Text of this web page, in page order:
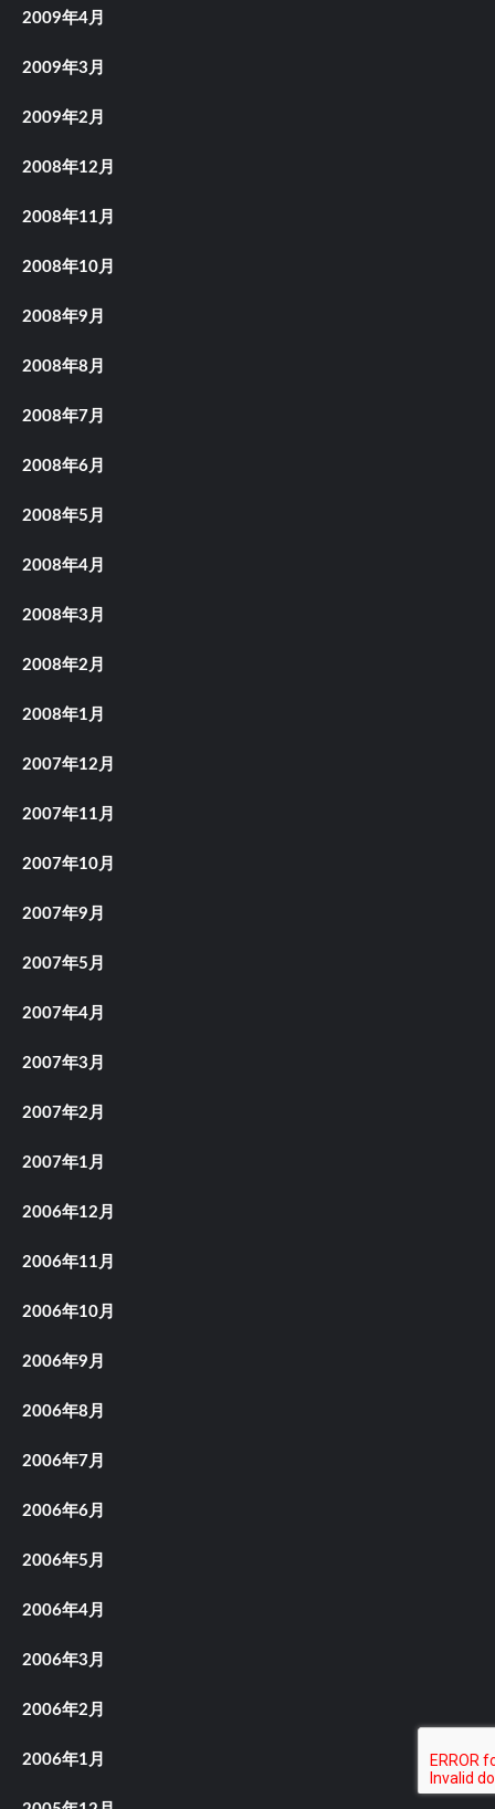
2009年4月
2009年3月
2009年2月
2008年12月
2008年11月
2008年10月
2008年9月
2008年8月
2008年7月
2008年6月
2008年5月
2008年4月
2008年3月
2008年2月
2008年1月
2007年12月
2007年11月
2007年10月
2007年9月
2007年5月
2007年4月
2007年3月
2007年2月
2007年1月
2006年12月
2006年11月
2006年10月
2006年9月
2006年8月
2006年7月
2006年6月
2006年5月
2006年4月
2006年3月
2006年2月
2006年1月